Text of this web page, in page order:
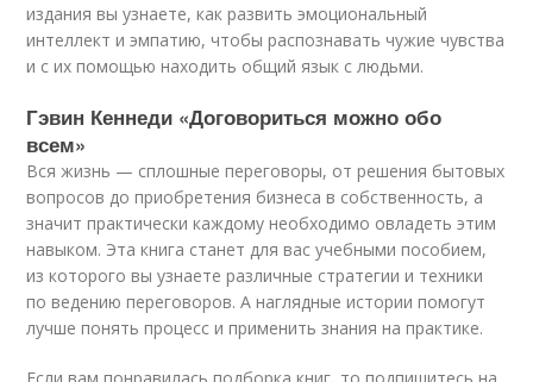
издания вы узнаете, как развить эмоциональный
интеллект и эмпатию, чтобы распознавать чужие чувства
и с их помощью находить общий язык с людьми.
Гэвин Кеннеди «Договориться можно обо
всем»
Вся жизнь — сплошные переговоры, от решения бытовых
вопросов до приобретения бизнеса в собственность, а
значит практически каждому необходимо овладеть этим
навыком. Эта книга станет для вас учебными пособием,
из которого вы узнаете различные стратегии и техники
по ведению переговоров. А наглядные истории помогут
лучше понять процесс и применить знания на практике.
Если вам понравилась подборка книг, то подпишитесь на